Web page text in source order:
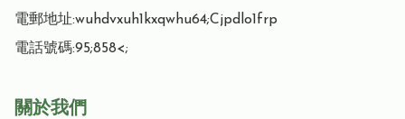
電郵地址:wuhdvxuh1kxqwhu64;Cjpdlo1frp
電話號碼:95;858<;
關於我們